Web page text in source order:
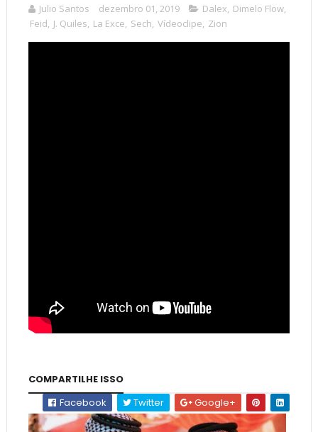
Julio Santos dezembro 01, 2019 Dalex, Dimelo Flow,
Feid, J. Quiles, La Exce, Sech, Vídeoclipe, Zion
COMPARTILHE ISSO
Facebook
Twitter Google+